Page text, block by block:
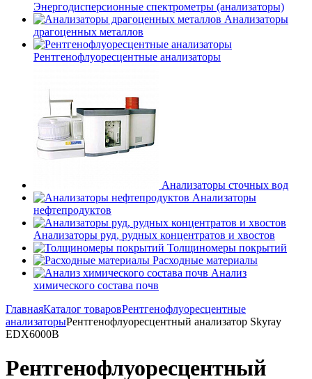
Энергодисперсионные спектрометры (анализаторы)
Анализаторы
драгоценных металлов
Рентгенофлуоресцентные анализаторы
Анализаторы сточных вод
Анализаторы
нефтепродуктов
Анализаторы руд, рудных концентратов и хвостов
Толщиномеры покрытий
Расходные материалы
Анализ
химического состава почв
ГлавнаяКаталог товаровРентгенофлуоресцентные
анализаторыРентгенофлуоресцентный анализатор Skyray
EDX6000B
Рентгенофлуоресцентный